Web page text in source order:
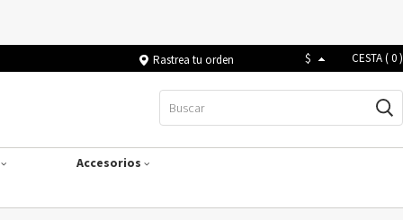
Rastrea tu orden $ CESTA (0)
Accesorios